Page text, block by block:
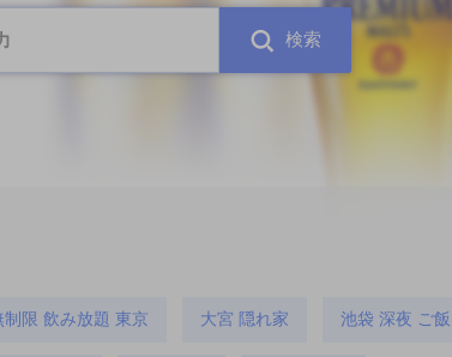
制限 飲み放題 東京 大宮 隠れ家 池袋 深夜 ご飯